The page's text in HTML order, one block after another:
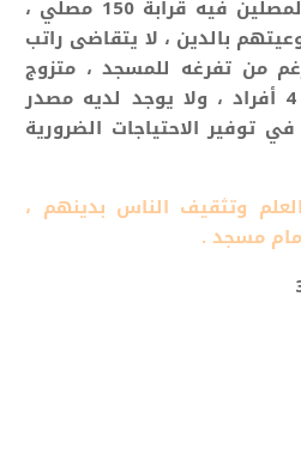
الناس في مسجد عدد المصلين فيه قرابة 150 مصلي ،
بالدين ، لا يتقاضى راتب
من تفرغه للمسجد ، متزوج
ويعول أسرة مكونة من 4 أفراد ، ولا يوجد لديه مصدر
توفير الاحتياجات الضرورية
وتثقيف الناس بدينهم ،
مسجد .